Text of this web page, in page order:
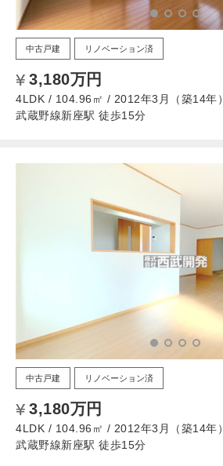
中古戸建 リノベーション済
3,180万円
4LDK / 104.96㎡ / 2012年3月（築14年）
武蔵野線新座駅 徒歩15分
中古戸建 リノベーション済
3,180万円
4LDK / 104.96㎡ / 2012年3月（築14年）
武蔵野線新座駅 徒歩15分